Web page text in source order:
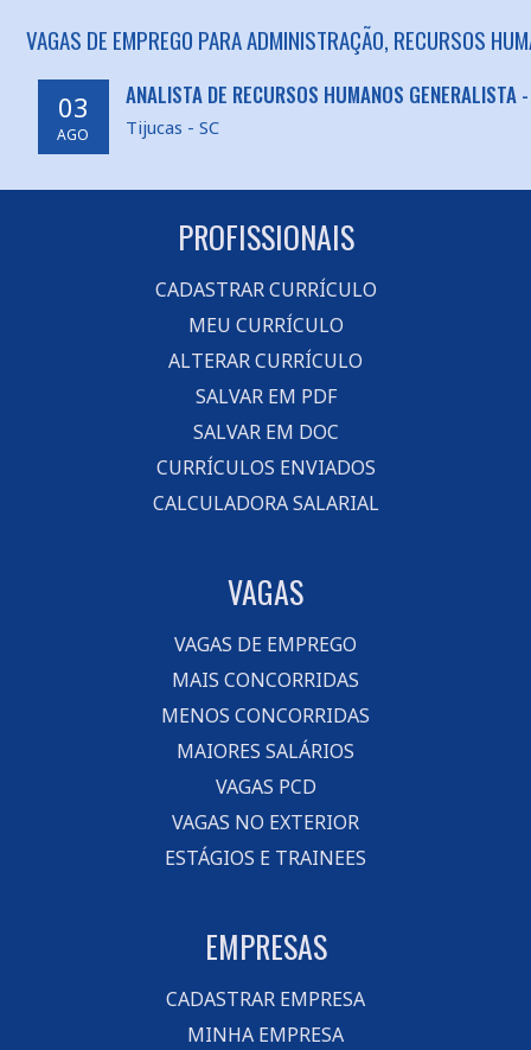
VAGAS DE EMPREGO PARA ADMINISTRAÇÃO, RECURSOS
03
AGO
ANALISTA DE RECURSOS HUMANOS GENERALISTA
Tijucas - SC
PROFISSIONAIS
CADASTRAR CURRÍCULO
MEU CURRÍCULO
ALTERAR CURRÍCULO
SALVAR EM PDF
SALVAR EM DOC
CURRÍCULOS ENVIADOS
CALCULADORA SALARIAL
VAGAS
VAGAS DE EMPREGO
MAIS CONCORRIDAS
MENOS CONCORRIDAS
MAIORES SALÁRIOS
VAGAS PCD
VAGAS NO EXTERIOR
ESTÁGIOS E TRAINEES
EMPRESAS
CADASTRAR EMPRESA
MINHA EMPRESA